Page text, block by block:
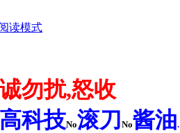
读模式
勿扰,怒收
高科技No滚刀 No酱油.